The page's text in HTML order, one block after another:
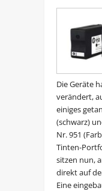
Die Geräte
verändert,
einiges
(schwarz)
Nr. 951
Tinten-
sitzen nun,
direkt auf
Eine